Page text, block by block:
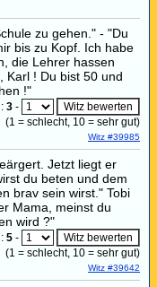
zu gehen." - "Du
bis zu Kopf. Ich habe
die Lehrer hassen
Karl ! Du bist 50 und
!"
3 -
(1 = schlecht, 10 = sehr gut)
Witz #39985
Jetzt liegt er
du beten und dem
brav sein wirst." Tobi
Mama, meinst du
wird ?"
5 -
(1 = schlecht, 10 = sehr gut)
Witz #39642